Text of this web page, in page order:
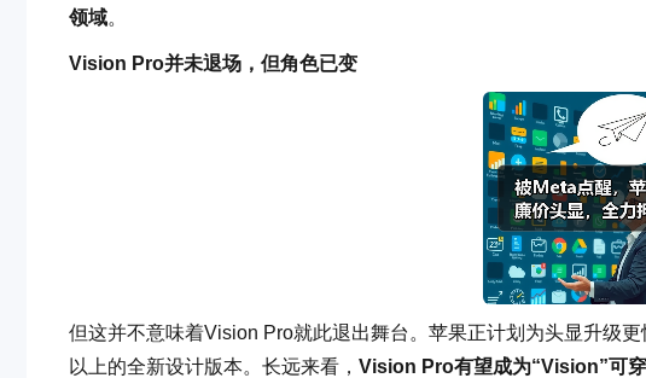
领域。
Vision Pro并未退场，但角色已变
但这并不意味着Vision Pro就此退出舞台。苹果正计划为头显升级
以上的全新设计版本。长远来看， Vision Pro有望成为“Vision”可